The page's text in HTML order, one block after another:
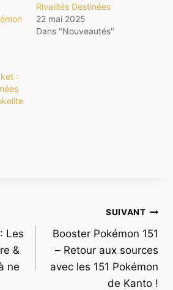
Rivalités Destinées
22 mai 2025
Dans "Nouveautés"
:
Les
&
ne
SUIVANT
Booster Pokémon 151
– Retour aux sources
avec les 151 Pokémon
de Kanto !